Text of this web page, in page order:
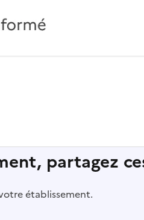
partagez
établissement.